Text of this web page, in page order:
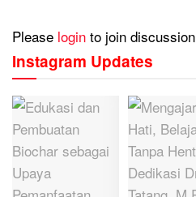
Please login to join discussion
Instagram Updates